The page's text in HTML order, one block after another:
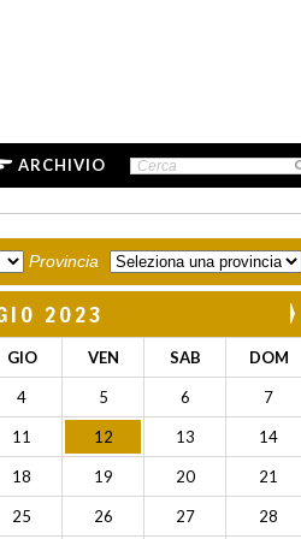
ARCHIVIO
Provincia
2023
GIO VEN SAB DOM
4 5 6 7
11 12 13 14
18 19 20 21
25 26 27 28